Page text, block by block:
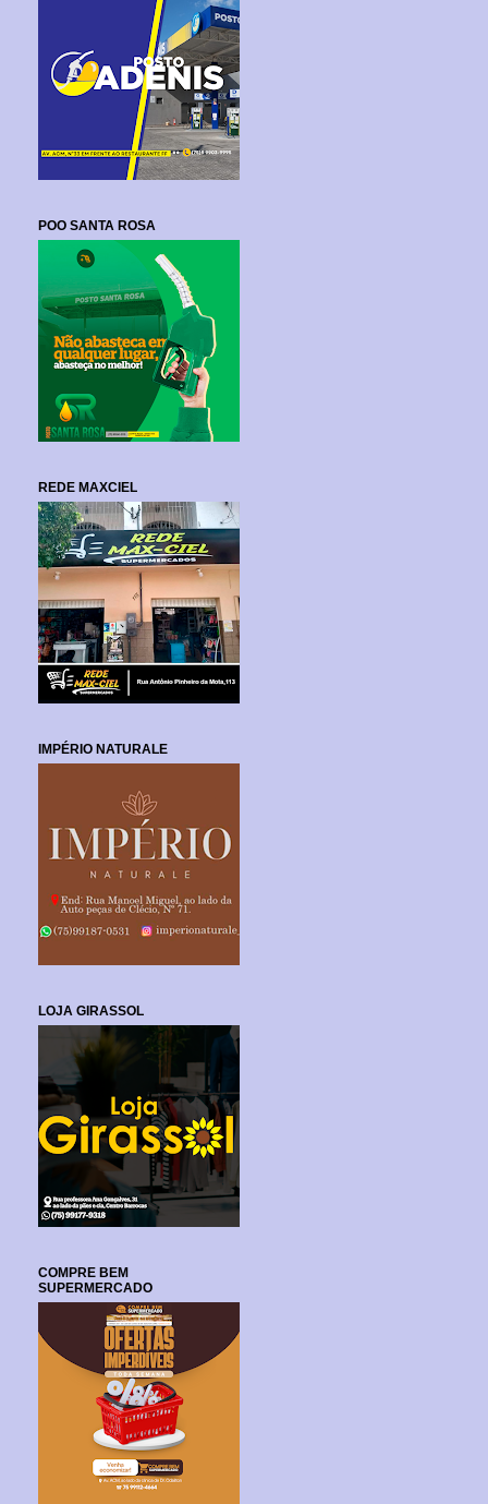
POO SANTA ROSA
REDE MAXCIEL
IMPÉRIO NATURALE
LOJA GIRASSOL
COMPRE BEM
SUPERMERCADO